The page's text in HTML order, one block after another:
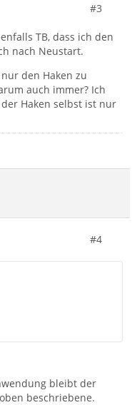
#3
TB, dass ich den
nach Neustart.
den Haken zu
auch immer? Ich
Haken selbst ist nur
#4
bleibt der
beschriebene.